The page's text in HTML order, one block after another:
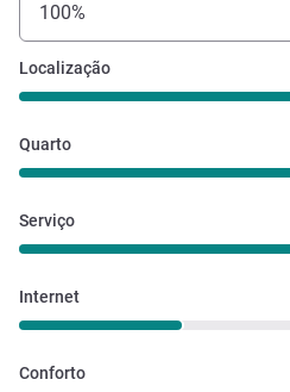
100%
Localização
Quarto
Serviço
Internet
Conforto